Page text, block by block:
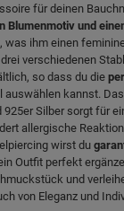
für deinen
Blumenmotiv und
was ihm einen
verschiedenen
so dass du die
auswählen kannst.
Silber sorgt für
allergische
wirst du
Outfit perfekt
und
von Eleganz und